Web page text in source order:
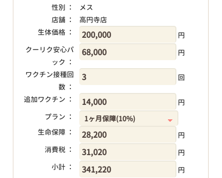
性別 ：
メス
店舗 ：
高円寺店
生体価格 ：
円
クーリク安心パ
ック ：
円
ワクチン接種回
数 ：
回
追加ワクチン ：
円
プラン ：
生命保障 ：
円
消費税 ：
円
小計 ：
円